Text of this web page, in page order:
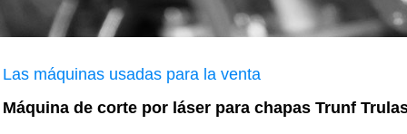
Las máquinas usadas para la venta
Máquina de corte por láser para chapas Trunf